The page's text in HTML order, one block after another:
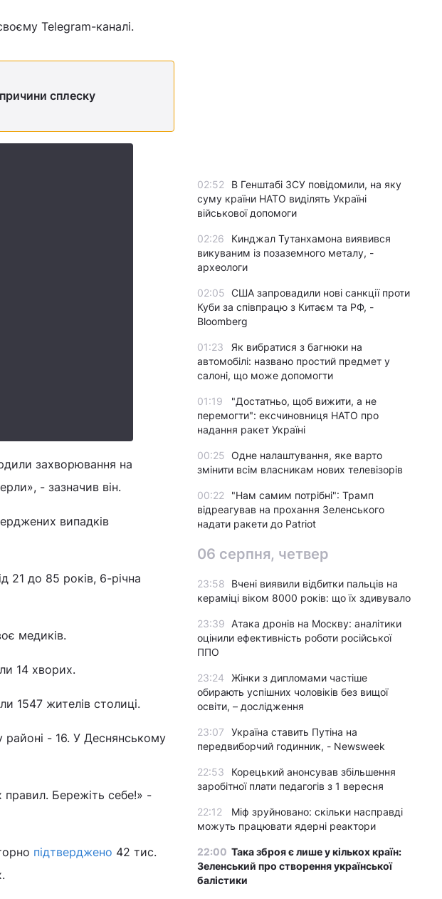
Telegram-каналі.
сплеску
захворювання на
- зазначив він.
випадків
21 до 85 років, 6-річна
медиків.
14 хворих.
1547 жителів столиці.
районі - 16. У Деснянському
правил. Бережіть себе!» -
підтверджено 42 тис.
02:52
В Генштабі ЗСУ повідомили, на яку
суму країни НАТО виділять Україні
військової допомоги
02:26
Кинджал Тутанхамона виявився
викуваним із позаземного металу, -
археологи
02:05 США запровадили нові санкції проти
Куби за співпрацю з Китаєм та РФ, -
Bloomberg
01:23
Як вибратися з багнюки на
автомобілі: названо простий предмет у
салоні, що може допомогти
01:19
"Достатньо, щоб вижити, а не
перемогти": ексчиновниця НАТО про
надання ракет Україні
00:25 Одне налаштування, яке варто
змінити всім власникам нових телевізорів
00:22
"Нам самим потрібні": Трамп
відреагував на прохання Зеленського
надати ракети до Patriot
06 серпня, четвер
23:58
Вчені виявили відбитки пальців на
кераміці віком 8000 років: що їх здивувало
23:39
Атака дронів на Москву: аналітики
оцінили ефективність роботи російської
ППО
23:24
Жінки з дипломами частіше
обирають успішних чоловіків без вищої
освіти, – дослідження
23:07
Україна ставить Путіна на
передвиборчий годинник, - Newsweek
22:53
Корецький анонсував збільшення
заробітної плати педагогів з 1 вересня
22:12
Міф зруйновано: скільки насправді
можуть працювати ядерні реактори
22:00 Така зброя є лише у кількох країн:
Зеленський про створення української
балістики